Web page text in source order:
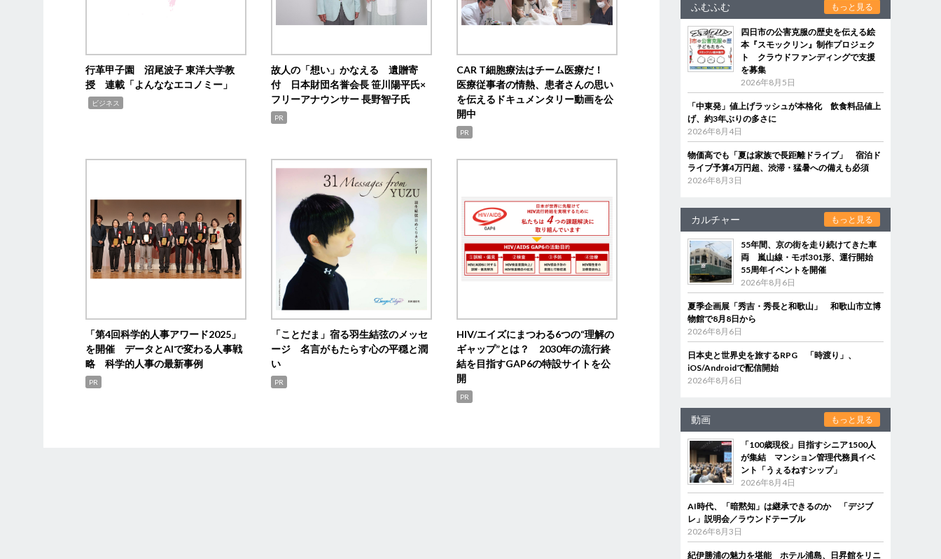
行革甲子園 沼尾波子 東洋大学教
授 連載「よんななエコノミー」
ビジネス
故人の「想い」かなえる 遺贈寄
付 日本財団名誉会長 笹川陽平氏×
フリーアナウンサー 長野智子氏
PR
CAR T細胞療法はチーム医療だ！
医療従事者の情熱、患者さんの思い
を伝えるドキュメンタリー動画を公
開中
PR
「第4回科学的人事アワード2025」
を開催 データとAIで変わる人事戦
略 科学的人事の最新事例
PR
「ことだま」宿る羽生結弦のメッセ
ージ 名言がもたらす心の平穏と潤
い
PR
HIV/エイズにまつわる6つの“理解の
ギャップ”とは？ 2030年の流行終
結を目指すGAP6の特設サイトを公
開
PR
ふむふむ もっと見る
四日市の公害克服の歴史を伝える絵
本『スモックリン』制作プロジェク
ト クラウドファンディングで支援
を募集
2026年8月5日
「中東発」値上げラッシュが本格化 飲食料品値上
げ、約3年ぶりの多さに
2026年8月4日
物価高でも「夏は家族で長距離ドライブ」 宿泊ド
ライブ予算4万円超、渋滞・猛暑への備えも必須
2026年8月3日
カルチャー もっと見る
55年間、京の街を走り続けてきた車
両 嵐山線・モボ301形、運行開始
55周年イベントを開催
2026年8月6日
夏季企画展「秀吉・秀長と和歌山」 和歌山市立博
物館で8月8日から
2026年8月6日
日本史と世界史を旅するRPG 「時渡り」、
iOS/Androidで配信開始
2026年8月6日
動画 もっと見る
「100歳現役」目指すシニア1500人
が集結 マンション管理代務員イベ
ント「うぇるねすシップ」
2026年8月4日
AI時代、「暗黙知」は継承できるのか 「デジブ
レ」説明会／ラウンドテーブル
2026年8月3日
紀伊勝浦の魅力を堪能 ホテル浦島、日昇館をリニ